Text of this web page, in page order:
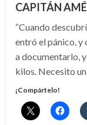
CAPITÁN
“Cuando
entró el pánico, y
a documentarlo,
kilos. Necesito
¡Compártelo!